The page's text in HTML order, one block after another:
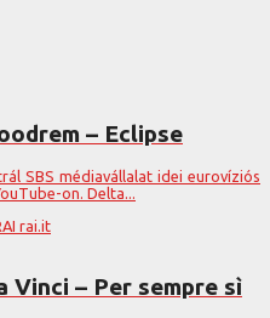
– Eclipse
SBS médiavállalat idei eurovíziós
on. Delta...
Vinci – Per sempre sì